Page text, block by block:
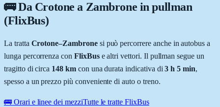
🚌 Da Crotone a Zambrone in pullman
(FlixBus)
La tratta Crotone–Zambronesi può percorrere anche in autobus a
lunga percorrenza con FlixBuse altri vettori. Il pullman segue un
tragitto di circa 148 kmcon una durata indicativa di 3 h 5 min,
spesso a un prezzo più conveniente di auto o treno.
🚌 Orari e linee dei mezziTutte le tratte FlixBus